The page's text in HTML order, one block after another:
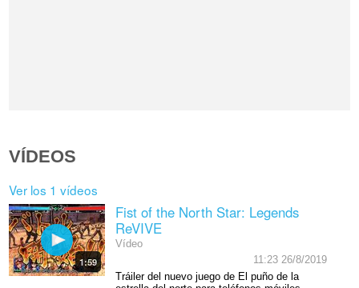
VÍDEOS
Ver los 1 vídeos
1:59
Fist of the North Star: Legends
ReVIVE
Vídeo
11:23 26/8/2019
Tráiler del nuevo juego de El puño de la